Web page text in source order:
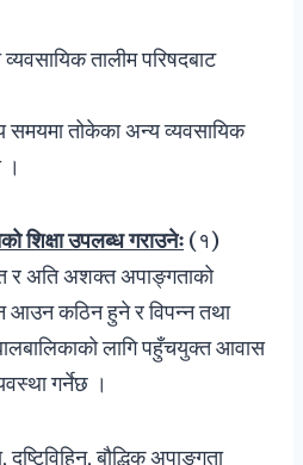
व्यवसायिक तालीम परिषदबाट
तोकेका अन्य व्यवसायिक
।
शिक्षा उपलब्ध गराउनेः (१)
र अति अशक्त अपाङ्गताको
आउन कठिन हुने र विपन्न तथा
लागि पहुँचयुक्त आवास
गर्नेछ ।
बौद्धिक अपाङ्गता